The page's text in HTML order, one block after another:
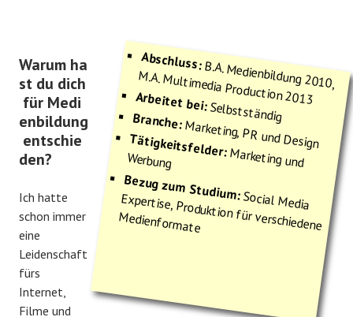
Abschluss:B.A. Medienbildung 2010,
M.A. Multimedia Production 2013
Arbeitet bei:Selbstständig
Branche:Marketing, PR und Design
Tätigkeitsfelder:Marketing und
Werbung
Bezug zum Studium:Social Media
Expertise, Produktion für verschiedene
Medienformate
Warum ha
st du dich
für Medi
enbildung
entschie
den?
Ich hatte
schon immer
eine
Leidenschaft
fürs
Internet,
Filme und